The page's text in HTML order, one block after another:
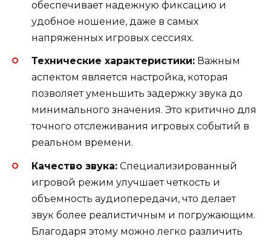
обеспечивает надежную фиксацию и
удобное ношение, даже в самых
напряженных игровых сессиях.
Технические характеристики: Важным
аспектом является настройка, которая
позволяет уменьшить задержку звука до
минимального значения. Это критично для
точного отслеживания игровых событий в
реальном времени.
Качество звука: Специализированный
игровой режим улучшает четкость и
объемность аудиопередачи, что делает
звук более реалистичным и погружающим.
Благодаря этому можно легко различить